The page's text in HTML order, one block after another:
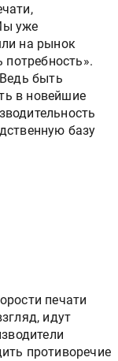
уже
на рынок
потребность».
быть
в новейшие
базу
печати
идут
противоречие